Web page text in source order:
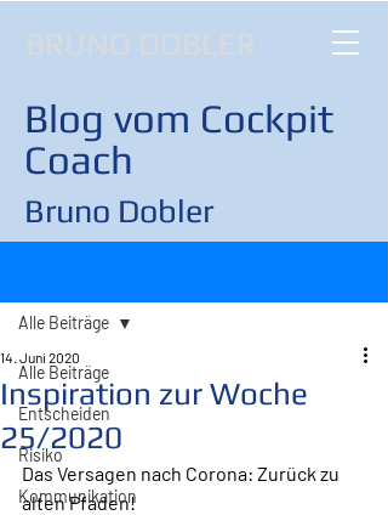
BRUNO DOBLER
Blog vom Cockpit
Coach
Bruno Dobler
Alle Beiträge
Entscheiden
Risiko
Kommunikation
Alle Beiträge
Inspiration zur Woche
25/2020
14. Juni 2020
Das Versagen nach Corona: Zurück zu
alten Pfaden!